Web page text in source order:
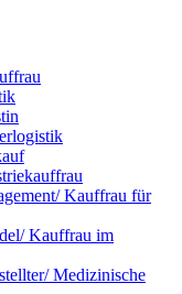
Kauffrau für
Kauffrau im
Medizinische